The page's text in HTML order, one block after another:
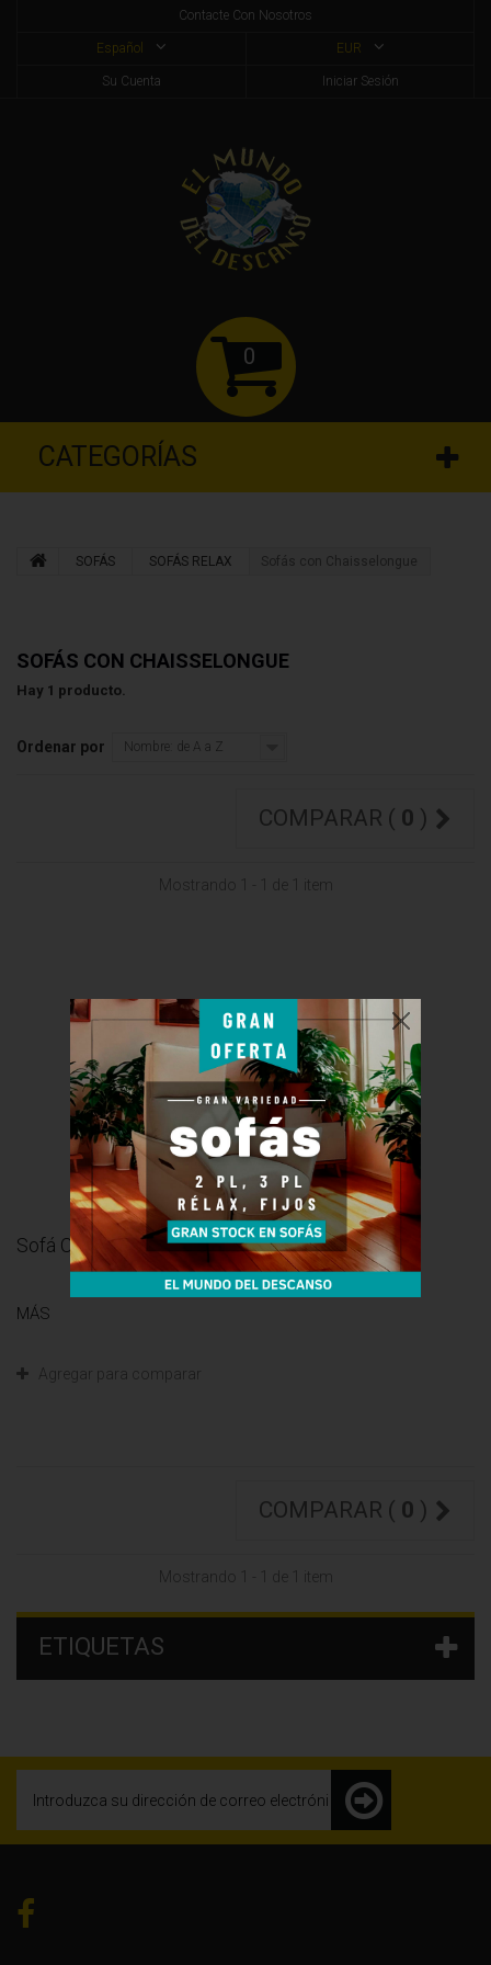
Contacte Con Nosotros
EUR
Español
Iniciar Sesión
Su Cuenta
0
CATEGORÍAS
SOFÁS SOFÁS RELAX Sofás con Chaisselongue
SOFÁS CON CHAISSELONGUE
Hay 1 producto.
Ordenar por Nombre: de A a Z
COMPARAR ( 0 )
Mostrando 1 - 1 de 1 item
Sofá CLASS - 1 Relax eléctrico - 280 x 170...
MÁS
Agregar para comparar
COMPARAR ( 0 )
Mostrando 1 - 1 de 1 item
ETIQUETAS